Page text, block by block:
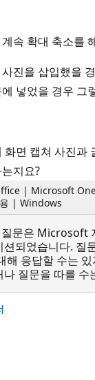
속 확대 축소를
진을 삽입했을
넣었을 경우 그
화면 캡쳐 사진과
지요?
| Microsoft
| Windows
문은 Microsoft
되었습니다. 질
해 응답할 수는
나 질문을 따를 수